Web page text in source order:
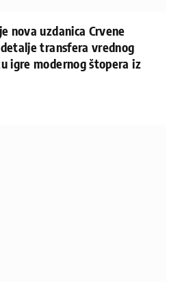
nova uzdanica Crvene
transfera vrednog
igre modernog štopera iz